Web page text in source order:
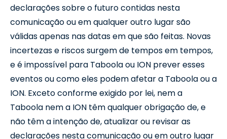
declarações sobre o futuro contidas nesta
comunicação ou em qualquer outro lugar são
válidas apenas nas datas em que são feitas. Novas
incertezas e riscos surgem de tempos em tempos,
e é impossível para Taboola ou ION prever esses
eventos ou como eles podem afetar a Taboola ou a
ION. Exceto conforme exigido por lei, nem a
Taboola nem a ION têm qualquer obrigação de, e
não têm a intenção de, atualizar ou revisar as
declarações nesta comunicação ou em outro lugar